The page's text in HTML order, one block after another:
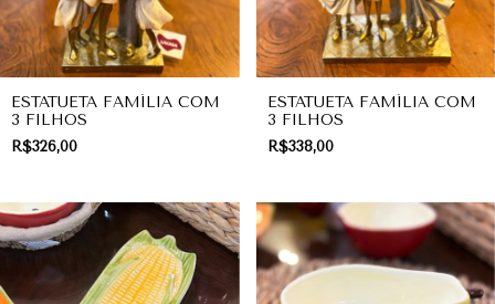
ESTATUETA FAMÍLIA COM
3 FILHOS
R$326,00
ESTATUETA FAMÍLIA COM
3 FILHOS
R$338,00